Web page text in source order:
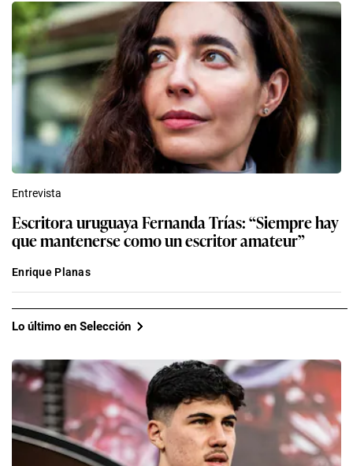
Entrevista
Escritora uruguaya Fernanda Trías: “Siempre hay
que mantenerse como un escritor amateur”
Enrique Planas
Lo último en Selección